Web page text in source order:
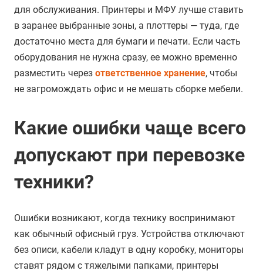
для обслуживания. Принтеры и МФУ лучше ставить
в заранее выбранные зоны, а плоттеры — туда, где
достаточно места для бумаги и печати. Если часть
оборудования не нужна сразу, ее можно временно
разместить через ответственное хранение, чтобы
не загромождать офис и не мешать сборке мебели.
Какие ошибки чаще всего
допускают при перевозке
техники?
Ошибки возникают, когда технику воспринимают
как обычный офисный груз. Устройства отключают
без описи, кабели кладут в одну коробку, мониторы
ставят рядом с тяжелыми папками, принтеры